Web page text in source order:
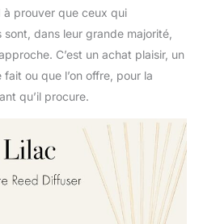
à prouver que ceux qui
dans leur grande majorité,
C’est un achat plaisir, un
fait ou que l’on offre, pour la
qu’il procure.